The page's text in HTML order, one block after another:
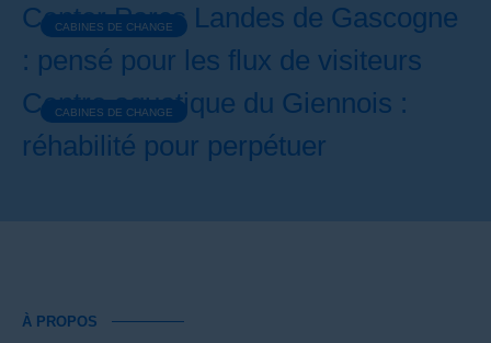
Center Parcs Landes de Gascogne
: pensé pour les flux de visiteurs
CABINES DE CHANGE
Centre aquatique du Giennois :
réhabilité pour perpétuer
CABINES DE CHANGE
À PROPOS